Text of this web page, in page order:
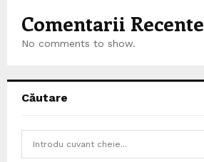
Comentarii Recente
No comments to show.
Căutare